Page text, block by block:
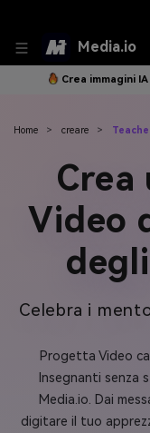
Media.io
Crea immagini
Home > creare >
Crea
Video
Celebra i
Progetta Video
Insegnanti senza
Media.io. Dai
digitare il tuo